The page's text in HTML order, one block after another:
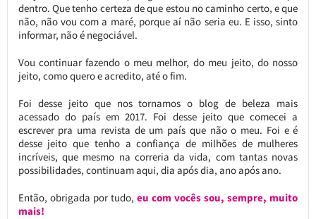
dentro. Que tenho certeza de que estou no caminho certo, e que
não, não vou com a maré, porque aí não seria eu. E isso, sinto
informar, não é negociável.
Vou continuar fazendo o meu melhor, do meu jeito, do nosso
jeito, como quero e acredito, até o fim.
Foi desse jeito que nos tornamos o blog de beleza mais
acessado do país em 2017. Foi desse jeito que comecei a
escrever pra uma revista de um país que não o meu. Foi e é
desse jeito que tenho a confiança de milhões de mulheres
incríveis, que mesmo na correria da vida, com tantas novas
possibilidades, continuam aqui, dia após dia, ano após ano.
Então, obrigada por tudo, eu com vocês sou, sempre, muito
mais!